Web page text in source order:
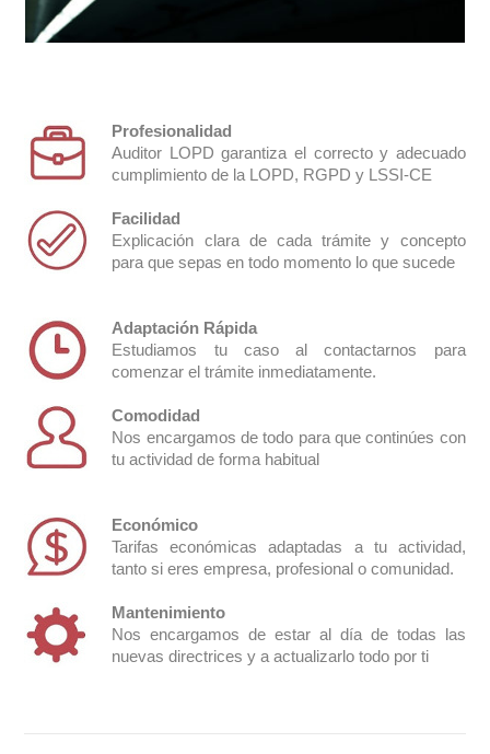
Profesionalidad
Auditor LOPD garantiza el correcto y adecuado
cumplimiento de la LOPD, RGPD y LSSI-CE
Facilidad
Explicación clara de cada trámite y concepto
para que sepas en todo momento lo que sucede
Adaptación Rápida
Estudiamos tu caso al contactarnos para
comenzar el trámite inmediatamente.
Comodidad
Nos encargamos de todo para que continúes con
tu actividad de forma habitual
Económico
Tarifas económicas adaptadas a tu actividad,
tanto si eres empresa, profesional o comunidad.
Mantenimiento
Nos encargamos de estar al día de todas las
nuevas directrices y a actualizarlo todo por ti